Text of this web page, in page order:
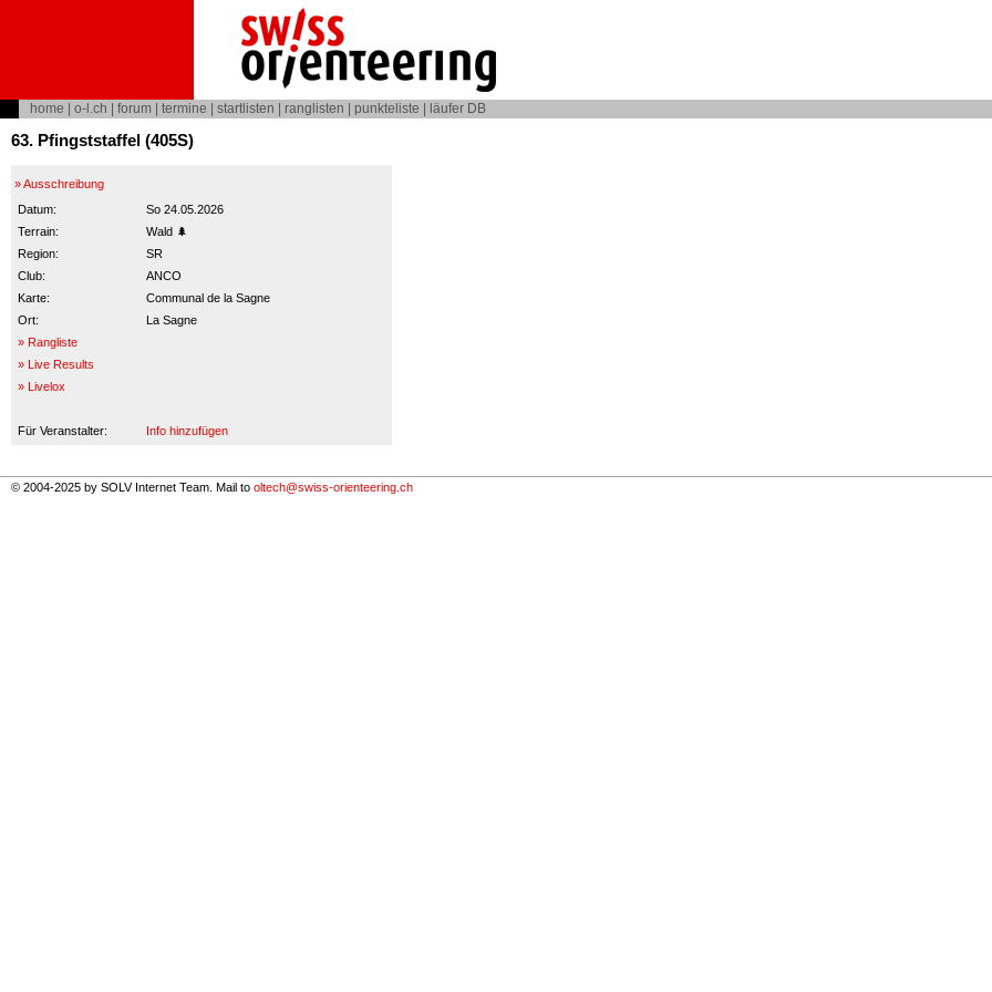
home o-l.ch forum termine startlisten ranglisten punkteliste läufer DB
63. Pfingststaffel (405S)
» Ausschreibung
Datum:
So 24.05.2026
Terrain:
Wald 🌲
Region:
SR
Club:
ANCO
Karte:
Communal de la Sagne
Ort:
La Sagne
» Rangliste
» Live Results
» Livelox
Für Veranstalter: Info hinzufügen
© 2004-2025 by SOLV Internet Team. Mail to oltech@swiss-orienteering.ch